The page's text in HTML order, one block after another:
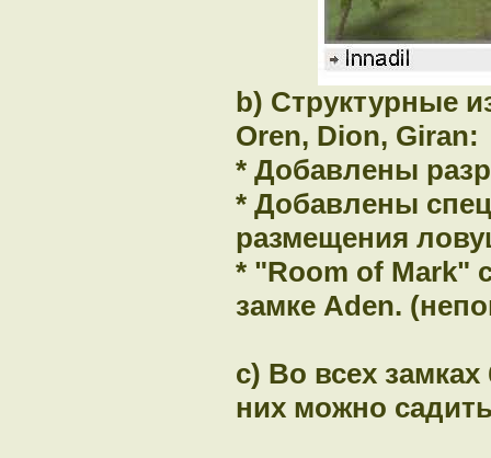
b) Структурные
Oren, Dion, Giran:
* Добавлены
* Добавлены
размещения
* "Room of Mark"
замке Aden.
c) Во всех
них можно